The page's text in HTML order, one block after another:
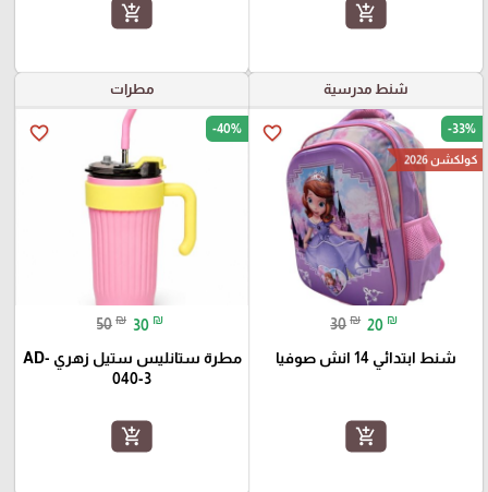
add_shopping_cart
add_shopping_cart
شنط مدرسية
favorite_border -33%
كولكشن 2026
30 ₪ 20 ₪
شنط ابتدائي 14 انش صوفيا
add_shopping_cart
مطرات
favorite_border -40%
50 ₪ 30 ₪
مطرة ستانليس ستيل زهري AD-
040-3
add_shopping_cart